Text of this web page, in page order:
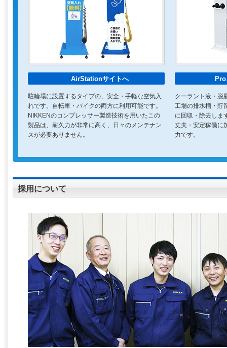
AirStationサイトへ
駐輪場に設置するタイプの、安全・手軽な空気入
れです。自転車・バイクの両方に利用可能です。
NIKKENのコンプレッサー製造技術を用いたこの
製品は、耐久力が非常に高く、日々のメンテナン
スが必要ありません。
クーラント液・脱
工場の排水槽・貯
に回収・除去しま
丈夫・安定稼働に
力です。
採用について